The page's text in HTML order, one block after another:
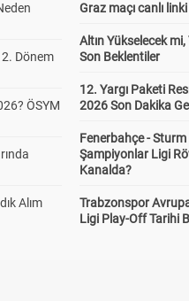
2. Dönem
ÖSYM
Alım
Graz maçı canlı linki
Altın Yükselecek
Son Beklentiler
12. Yargı Paketi
2026 Son Dakika
Fenerbahçe -
Şampiyonlar Ligi
Kanalda?
Trabzonspor
Ligi Play-Off Tarihi